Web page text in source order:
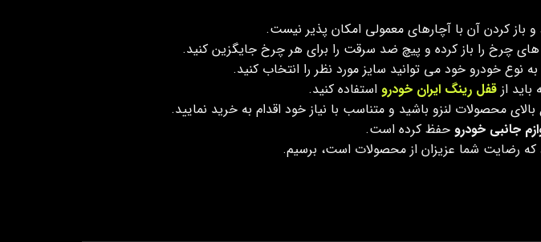
چرخ را باز کرده و پیچ ضد سرقت را برای هر چرخ جایگزین کنید.
خودرو خود می توانید سایز مورد نظر را انتخاب کنید.
از قفل رینگ ایران خودرو استفاده کنید.
محصولات لنزو باشید و متناسب با نیاز خود اقدام به خرید نمایید.
جانبی خودرو حفظ کرده است.
که رضایت شما عزیزان از محصولات است، برسیم.